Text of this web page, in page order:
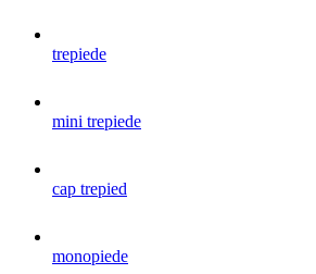
trepiede
mini trepiede
cap trepied
monopiede